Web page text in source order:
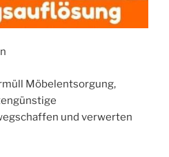
Möbelentsorgung,
und verwerten